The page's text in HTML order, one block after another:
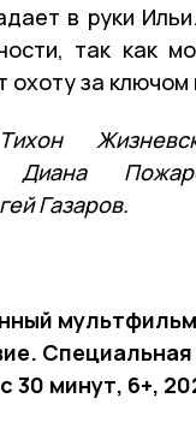
в руки
так как
охоту за ключом
Диана
Газаров.
30 минут, 6+,